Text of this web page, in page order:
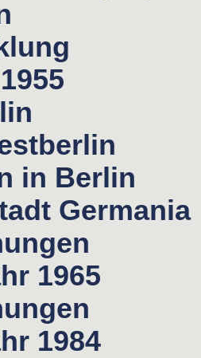
in Berlin
Germania
1965
1984